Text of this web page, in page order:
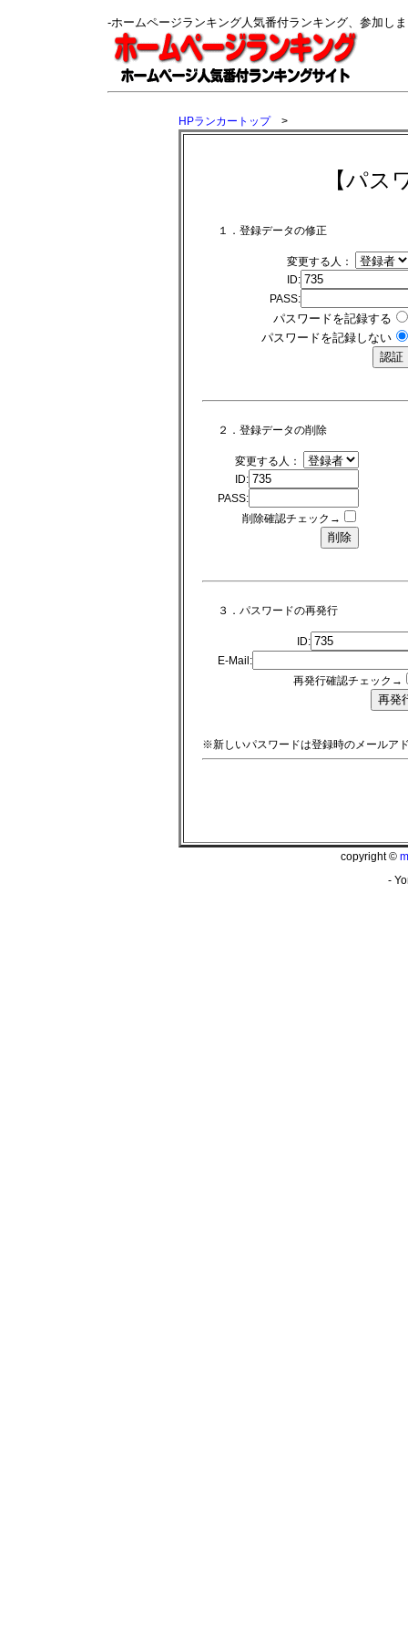
-ホームページランキング人気番付ランキング、参加し
HPランカートップ>
【パス
１．登録データの修正
変更する人：
ID:
PASS:
パスワードを記録する
パスワードを記録しない
２．登録データの削除
変更する人：
ID:
PASS:
削除確認チェック→
３．パスワードの再発行
ID:
E-Mail:
再発行確認チェック→
※新しいパスワードは登録時のメールア
copyright ©
-